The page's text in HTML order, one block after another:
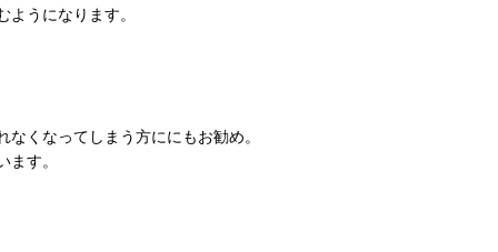
うになります。
くなってしまう方ににもお勧め。
す。